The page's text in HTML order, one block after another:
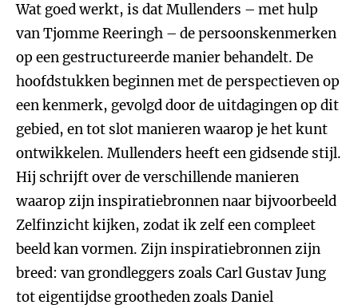
Wat goed werkt, is dat Mullenders – met hulp
van Tjomme Reeringh – de persoonskenmerken
op een gestructureerde manier behandelt. De
hoofdstukken beginnen met de perspectieven op
een kenmerk, gevolgd door de uitdagingen op dit
gebied, en tot slot manieren waarop je het kunt
ontwikkelen. Mullenders heeft een gidsende stijl.
Hij schrijft over de verschillende manieren
waarop zijn inspiratiebronnen naar bijvoorbeeld
Zelfinzicht kijken, zodat ik zelf een compleet
beeld kan vormen. Zijn inspiratiebronnen zijn
breed: van grondleggers zoals Carl Gustav Jung
tot eigentijdse grootheden zoals Daniel